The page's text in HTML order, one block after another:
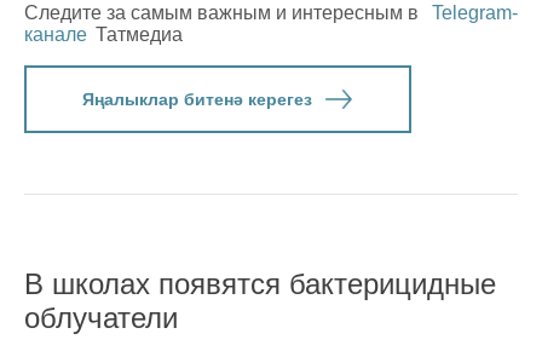
Следите за самым важным и интересным в
Telegram-
канале Татмедиа
Яңалыклар битенә керегез
В школах появятся бактерицидные
облучатели